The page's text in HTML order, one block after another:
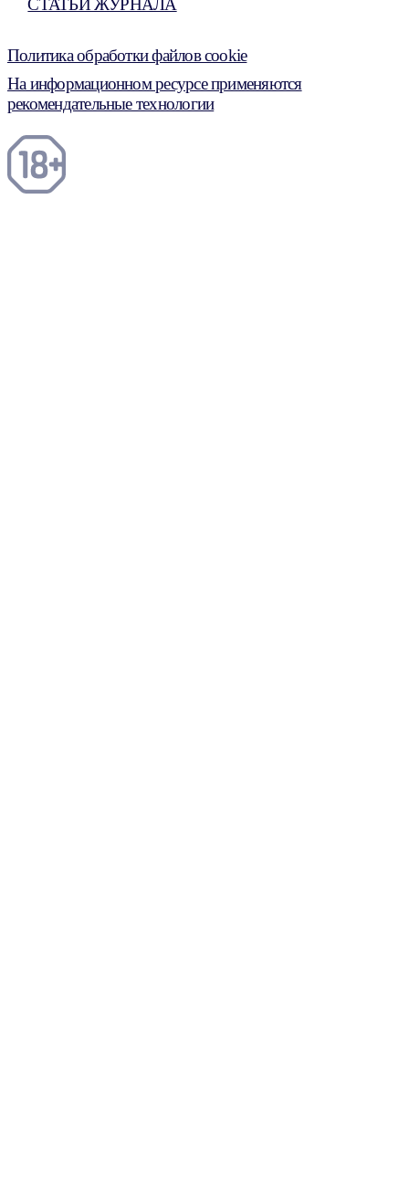
СТАТЬИ ЖУРНАЛА
Политика обработки файлов cookie
На информационном ресурсе применяются
рекомендательные технологии